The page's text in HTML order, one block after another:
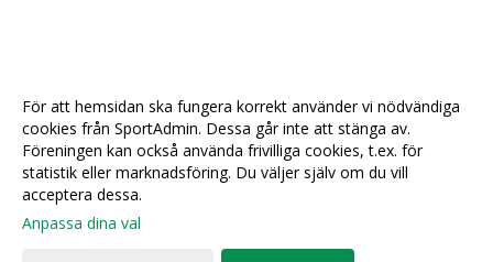
För att hemsidan ska fungera korrekt använder vi nödvändiga
cookies från SportAdmin. Dessa går inte att stänga av.
Föreningen kan också använda frivilliga cookies, t.ex. för
statistik eller marknadsföring. Du väljer själv om du vill
acceptera dessa.
Anpassa dina val